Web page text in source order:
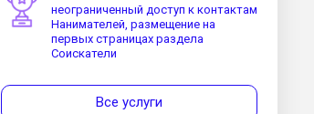
неограниченный доступ к контактам
Нанимателей, размещение на
первых страницах раздела
Соискатели
Все услуги